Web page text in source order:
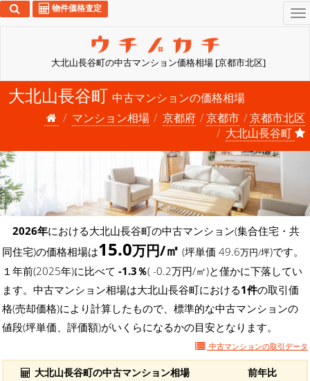
大北山長谷町の中古マンション価格相場 [京都市北区]
物件価格査定
大北山長谷町 中古マンションの価格相場
マンション相場
京都府 京都市
京都市北区
大北山長谷町
2026年における大北山長谷町の中古マンション(集合住宅・共
同住宅)の価格相場は15.0万円/㎡ (坪単価 49.6万円/坪)です。
１年前(2025年)に比べて -1.3％( -0.2万円/㎡)と僅かに下落してい
ます。中古マンション相場は大北山長谷町における1件の取引価
格(売却価格)により計算したもので、標準的な中古マンションの
値段(坪単価、評価額)がいくらになるかの目安となります。
中古マンションの取引データ
大北山長谷町の中古マンション相場 前年比